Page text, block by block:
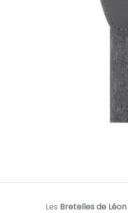
Les Bretelles de Léon